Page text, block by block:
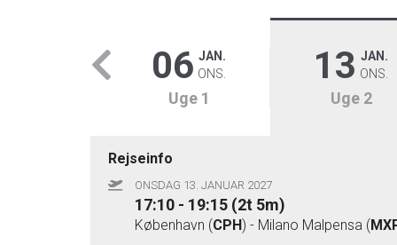
06 JAN.
ONS.
Uge 1
13 JAN.
ONS.
Uge 2
Rejseinfo
ONSDAG 13. JANUAR 2027
17:10 - 19:15 (2t 5m)
København (CPH) - Milano Malpensa (